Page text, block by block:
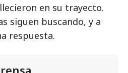
en su trayecto.
siguen buscando, y a
respuesta.